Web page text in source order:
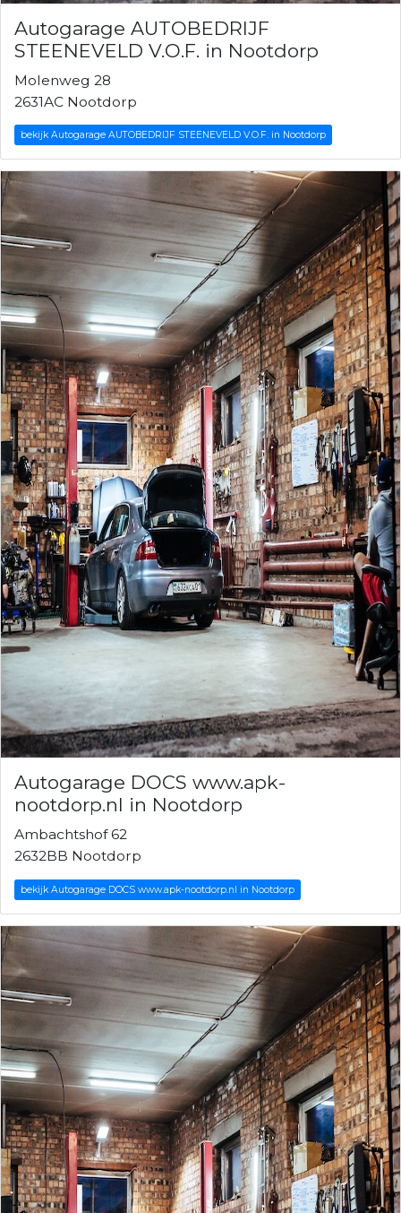
Autogarage AUTOBEDRIJF
STEENEVELD V.O.F. in Nootdorp
Molenweg 28
2631AC Nootdorp
bekijk Autogarage AUTOBEDRIJF STEENEVELD V.O.F. in Nootdorp
Autogarage DOCS www.apk-
nootdorp.nl in Nootdorp
Ambachtshof 62
2632BB Nootdorp
bekijk Autogarage DOCS www.apk-nootdorp.nl in Nootdorp